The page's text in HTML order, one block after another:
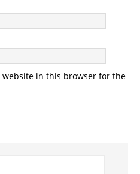
website in this browser for the